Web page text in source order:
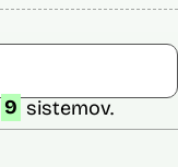
9 sistemov.